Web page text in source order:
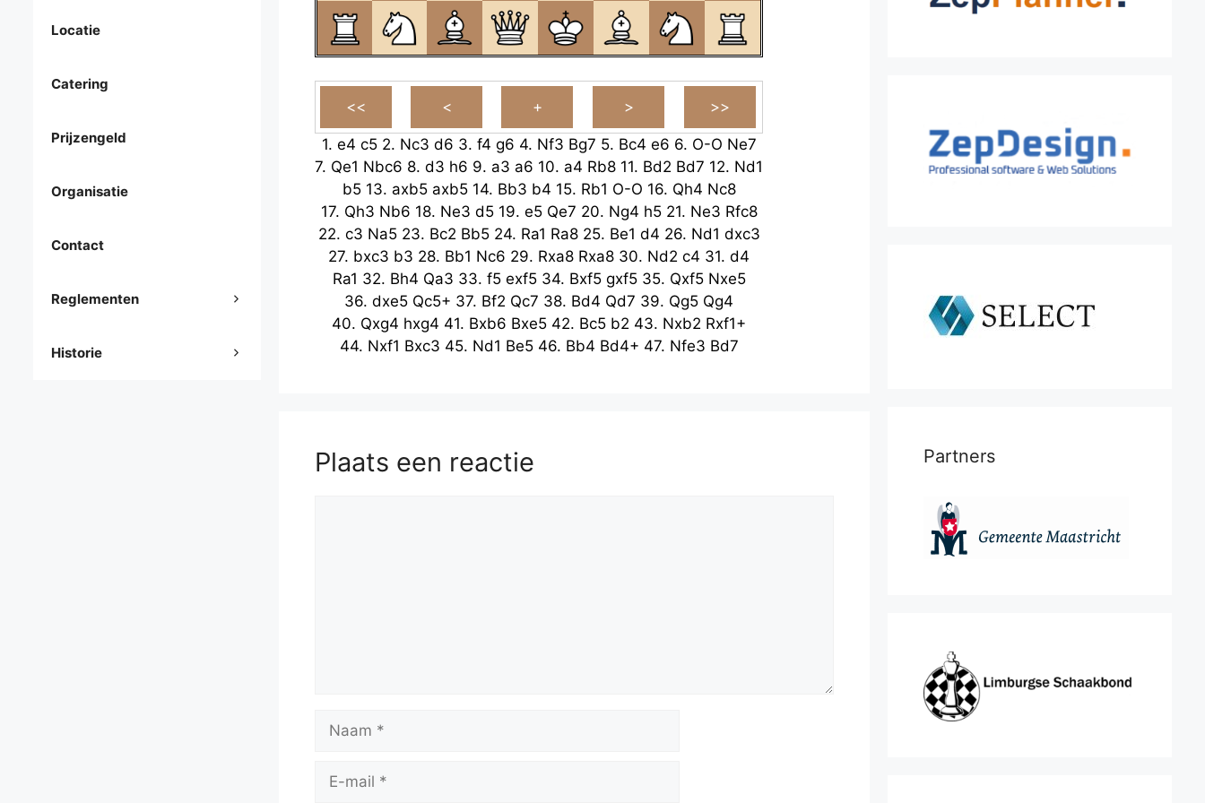
1. e4 c5 2. Nc3 d6 3. f4 g6 4. Nf3 Bg7 5. Bc4 e6 6. O-O Ne7
7. Qe1 Nbc6 8. d3 h6 9. a3 a6 10. a4 Rb8 11. Bd2 Bd7 12. Nd1
b5 13. axb5 axb5 14. Bb3 b4 15. Rb1 O-O 16. Qh4 Nc8
17. Qh3 Nb6 18. Ne3 d5 19. e5 Qe7 20. Ng4 h5 21. Ne3 Rfc8
22. c3 Na5 23. Bc2 Bb5 24. Ra1 Ra8 25. Be1 d4 26. Nd1 dxc3
27. bxc3 b3 28. Bb1 Nc6 29. Rxa8 Rxa8 30. Nd2 c4 31. d4
Ra1 32. Bh4 Qa3 33. f5 exf5 34. Bxf5 gxf5 35. Qxf5 Nxe5
36. dxe5 Qc5+ 37. Bf2 Qc7 38. Bd4 Qd7 39. Qg5 Qg4
40. Qxg4 hxg4 41. Bxb6 Bxe5 42. Bc5 b2 43. Nxb2 Rxf1+
44. Nxf1 Bxc3 45. Nd1 Be5 46. Bb4 Bd4+ 47. Nfe3 Bd7
Plaats een reactie
mail
Locatie
Catering
Prijzengeld
Organisatie
Contact
Reglementen
Historie
Partners